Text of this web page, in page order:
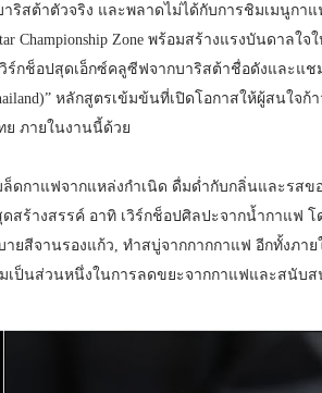
สต้าตัวจริง และพลาดไม่ได้กับการชิมเมนูกา
Zone พร้อมสร้างแรงบันดาลใจ
วิร์กช็อปสุดเอ็กซ์คลูซีฟจากบาริสต้าชื่อดังและแ
หลักสูตรเข้มข้นที่เปิดโอกาสให้ผู้สนใจก้
ย ภายในงานนี้ด้วย
ล็ดกาแฟจากแหล่งกำเนิด ดื่มด่ำกับกลิ่นและรสข
ดสร้างสรรค์ อาทิ เวิร์กช็อปศิลปะจากน้ำกาแฟ โ
สีจานรองแก้ว, ทำสบู่จากกากกาแฟ อีกทั้งภาย
เป็นส่วนหนึ่งในการลดขยะจากกาแฟและสนับ